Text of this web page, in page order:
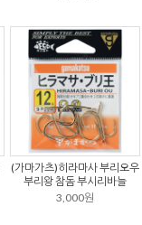
(가마가츠)히라마사 부리오우
부리왕 참돔 부시리바늘
3,000원